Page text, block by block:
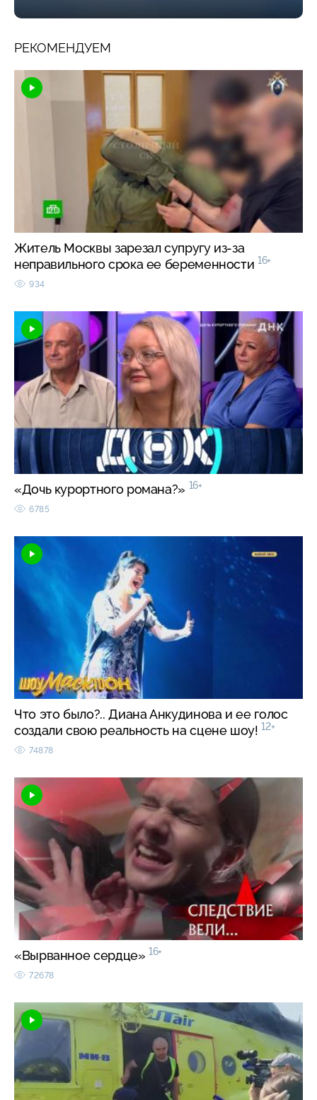
РЕКОМЕНДУЕМ
Житель Москвы зарезал супругу из-за
неправильного срока ее беременности 16+
934
«Дочь курортного романа?» 16+
6785
Что это было?.. Диана Анкудинова и ее голос
создали свою реальность на сцене шоу! 12+
74878
«Вырванное сердце» 16+
72678